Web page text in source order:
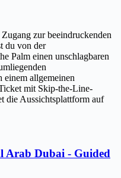
zur beeindruckenden
du von der
Palm einen unschlagbaren
einem allgemeinen
mit Skip-the-Line-
die Aussichtsplattform auf
Arab Dubai - Guided